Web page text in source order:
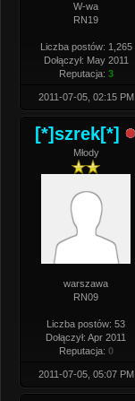
W-wa
RN19
Liczba postów: 1,265
Dołączył: May 2011
Reputacja: 3
2011-07-05, 02:15 PM
[*]szrek[*]
Młody
warszawa
RN09
Liczba postów: 53
Dołączył: Apr 2011
Reputacja: 0
2011-07-05, 05:07 PM